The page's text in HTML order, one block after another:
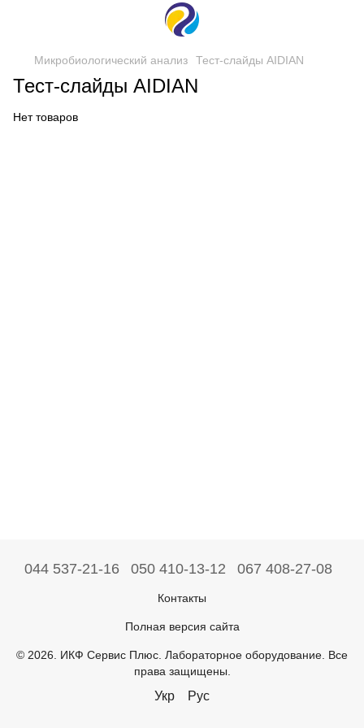
Микробиологический анализ Тест-слайды AIDIAN
Тест-слайды AIDIAN
Нет товаров
044 537-21-16 050 410-13-12 067 408-27-08
Контакты
Полная версия сайта
© 2026. ИКФ Сервис Плюс. Лабораторное оборудование. Все
права защищены.
Укр Рус